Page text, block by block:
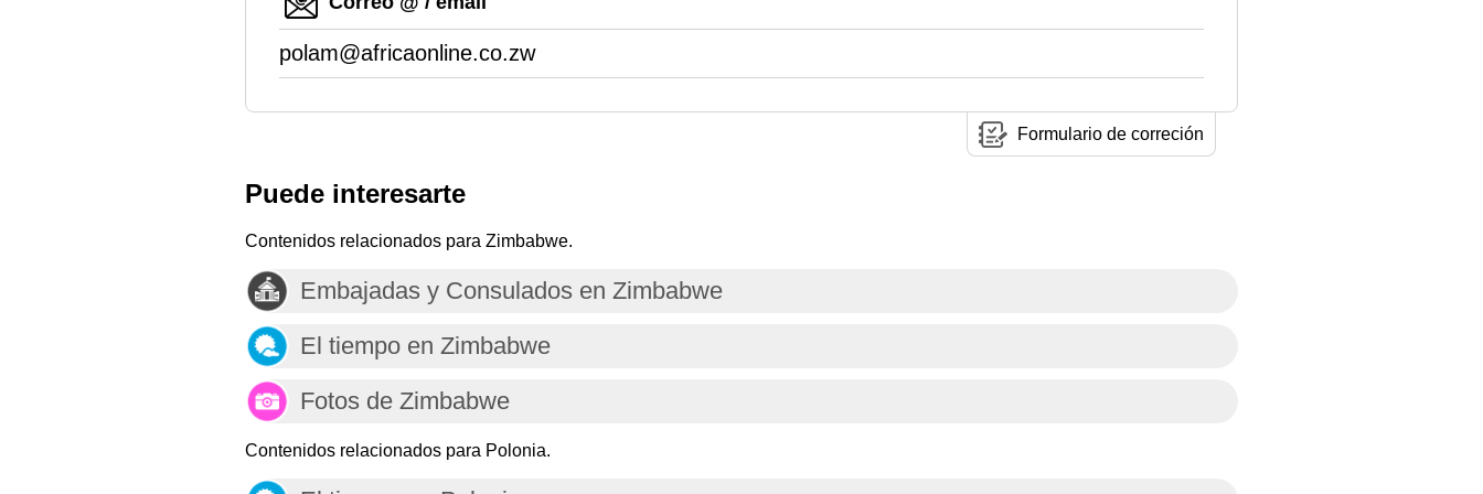
polam@africaonline.co.zw
Formulario de correción
Puede interesarte
Contenidos relacionados para Zimbabwe.
Embajadas y Consulados en Zimbabwe
El tiempo en Zimbabwe
Fotos de Zimbabwe
Contenidos relacionados para Polonia.